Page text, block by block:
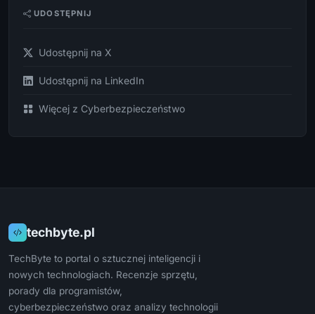
UDOSTĘPNIJ
Udostępnij na X
Udostępnij na LinkedIn
Więcej z Cyberbezpieczeństwo
techbyte.pl
TechByte to portal o sztucznej inteligencji i
nowych technologiach. Recenzje sprzętu,
porady dla programistów,
cyberbezpieczeństwo oraz analizy technologii